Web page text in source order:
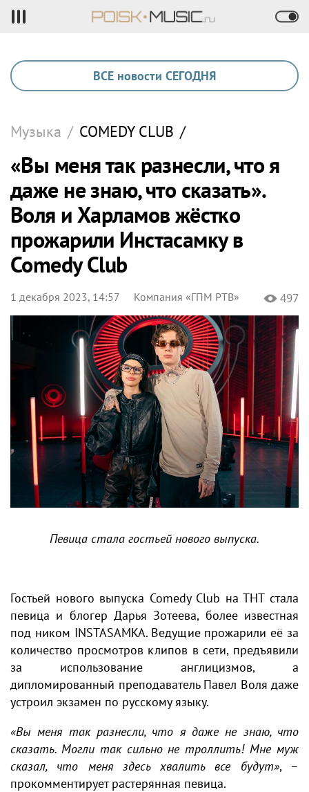
ВСЕ новости СЕГОДНЯ
Музыка / COMEDY CLUB /
«Вы меня так разнесли, что я
даже не знаю, что сказать».
Воля и Харламов жёстко
прожарили Инстасамку в
Comedy Club
1 декабря 2023, 14:57 Компания «ГПМ РТВ» 497
Певица стала гостьей нового выпуска.
Гостьей нового выпуска Comedy Club на ТНТ стала
певица и блогер Дарья Зотеева, более известная
под ником INSTASAMKA. Ведущие прожарили её за
количество просмотров клипов в сети, предъявили
за использование англицизмов, а
дипломированный преподаватель Павел Воля даже
устроил экзамен по русскому языку.
«Вы меня так разнесли, что я даже не знаю, что
сказать. Могли так сильно не троллить! Мне муж
сказал, что меня здесь хвалить все будут», –
прокомментирует растерянная певица.